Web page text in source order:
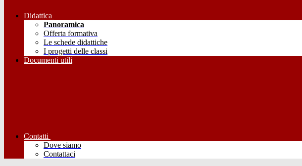
Didattica
Panoramica
Offerta formativa
Le schede didattiche
I progetti delle classi
Documenti utili
Contatti
Dove siamo
Contattaci